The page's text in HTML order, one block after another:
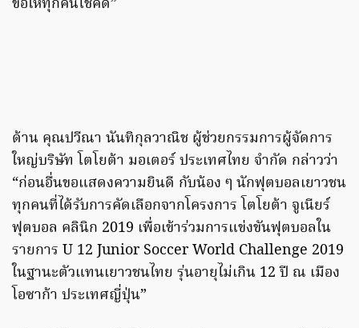
ขอให้ทุกคนโชคดี”
ด้าน คุณปวีณา นันทิกุลวาณิช ผู้ช่วยกรรมการผู้จัดการ
ใหญ่บริษัท โตโยต้า มอเตอร์ ประเทศไทย จำกัด กล่าวว่า
“ก่อนอื่นขอแสดงความยินดี กับน้อง ๆ นักฟุตบอลเยาวชน
ทุกคนที่ได้รับการคัดเลือกจากโครงการ โตโยต้า จูเนียร์
ฟุตบอล คลินิก 2019 เพื่อเข้าร่วมการแข่งขันฟุตบอลใน
รายการ U 12 Junior Soccer World Challenge 2019
ในฐานะตัวแทนเยาวชนไทย รุ่นอายุไม่เกิน 12 ปี ณ เมือง
โอซาก้า ประเทศญี่ปุ่น”